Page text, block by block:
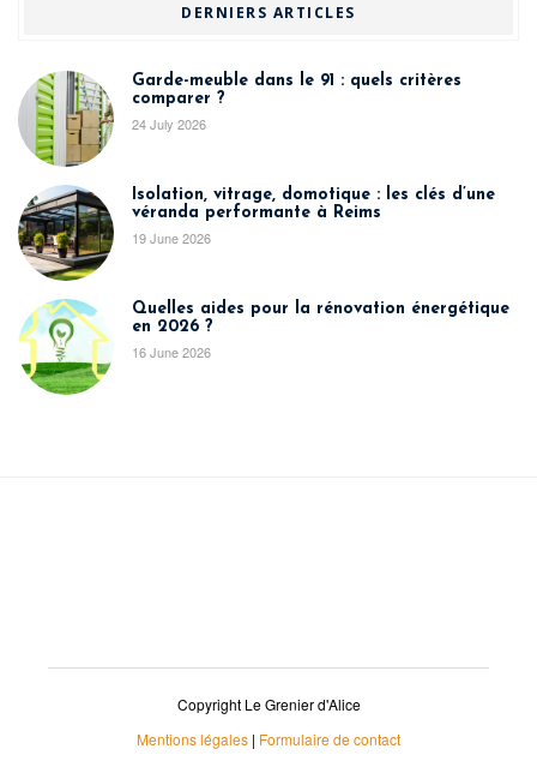
DERNIERS ARTICLES
Garde-meuble dans le 91 : quels critères
comparer ?
24 July 2026
Isolation, vitrage, domotique : les clés d’une
véranda performante à Reims
19 June 2026
Quelles aides pour la rénovation énergétique
en 2026 ?
16 June 2026
Copyright Le Grenier d'Alice
Mentions légales | Formulaire de contact